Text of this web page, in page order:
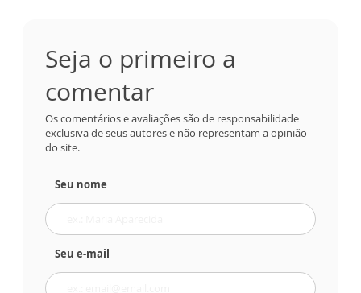
Seja o primeiro a
comentar
Os comentários e avaliações são de responsabilidade
exclusiva de seus autores e não representam a opinião
do site.
Seu nome
Seu e-mail